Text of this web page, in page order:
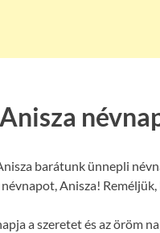
Anisza
barátunk ünnepli
névnapot, Anisza!
a szeretet és az öröm